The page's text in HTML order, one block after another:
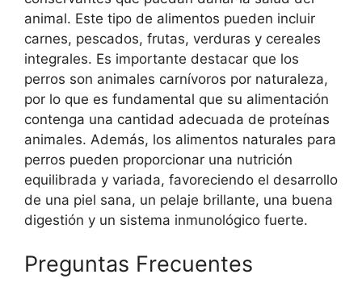
animal. Este tipo de alimentos pueden incluir
carnes, pescados, frutas, verduras y cereales
integrales. Es importante destacar que los
perros son animales carnívoros por naturaleza,
por lo que es fundamental que su alimentación
contenga una cantidad adecuada de proteínas
animales. Además, los alimentos naturales para
perros pueden proporcionar una nutrición
equilibrada y variada, favoreciendo el desarrollo
de una piel sana, un pelaje brillante, una buena
digestión y un sistema inmunológico fuerte.
Preguntas Frecuentes